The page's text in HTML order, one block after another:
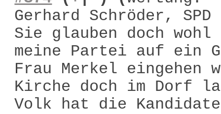
Gerhard Schröder, SPD
Sie glauben doch
meine Partei auf ein
Frau Merkel eingehen
Kirche doch im Dorf
Volk hat die